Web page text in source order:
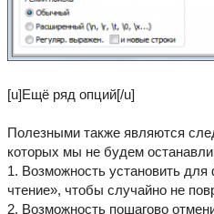
[u]Ещё ряд опций[/u]
Полезными также являются
которых мы не будем
1. Возможность установить
чтение», чтобы случайно не
2. Возможность пошагово